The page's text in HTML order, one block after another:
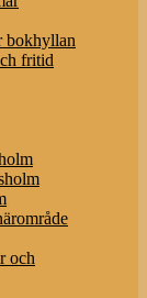
bokhyllan
fritid
och